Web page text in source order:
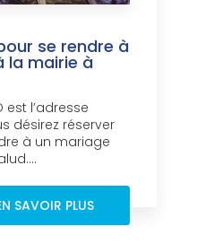
se rendre à
la mairie à
est l’adresse
désirez réserver
à un mariage
SAVOIR PLUS